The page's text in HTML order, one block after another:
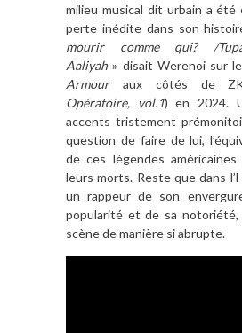
milieu musical dit urbain a
perte inédite dans son
mourir comme qui? /
Aaliyah» disait Werenoi sur le
Armouraux côtés de
Opératoire, vol.1) en 2024.
accents tristement
question de faire de lui,
de ces légendes
leurs morts. Reste que dans
un rappeur de son
popularité et de sa notoriété,
scène de manière si abrupte.